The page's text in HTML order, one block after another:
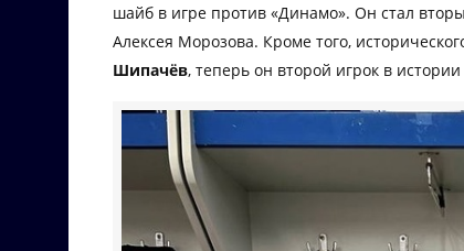
шайб в игре против «Динамо». Он стал
Алексея Морозова. Кроме того,
Шипачёв, теперь он второй игрок в